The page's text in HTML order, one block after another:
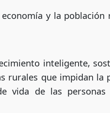
y la
inteligente,
rurales que impidan la
vida de las